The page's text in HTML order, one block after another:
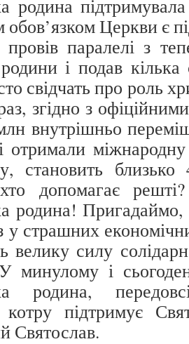
родина
обов’язком Церкви є
паралелі з
родини і подав
свідчать про роль
згідно з
внутрішньо
отримали
становить
допомагає
родина!
у страшних
велику силу
і
родина,
котру підтримує
Святослав.